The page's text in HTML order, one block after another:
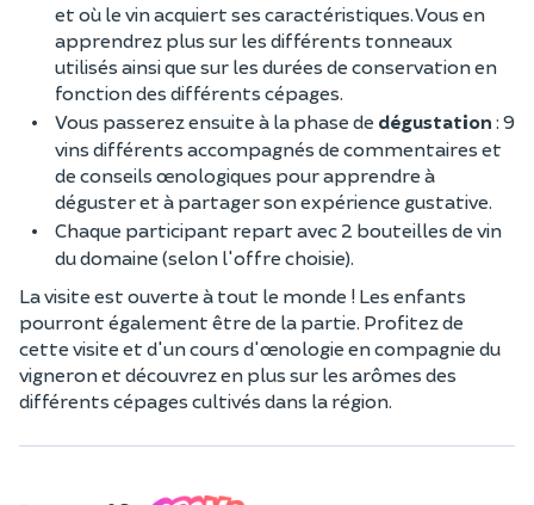
et où le vin acquiert ses caractéristiques. Vous en
apprendrez plus sur les différents tonneaux
utilisés ainsi que sur les durées de conservation en
fonction des différents cépages.
Vous passerez ensuite à la phase de dégustation : 9
vins différents accompagnés de commentaires et
de conseils œnologiques pour apprendre à
déguster et à partager son expérience gustative.
Chaque participant repart avec 2 bouteilles de vin
du domaine (selon l'offre choisie).
La visite est ouverte à tout le monde ! Les enfants
pourront également être de la partie. Profitez de
cette visite et d'un cours d'œnologie en compagnie du
vigneron et découvrez en plus sur les arômes des
différents cépages cultivés dans la région.